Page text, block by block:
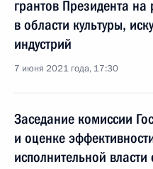
грантов Президента
в области культуры,
индустрий
7 июня 2021 года, 17:30
Заседание комиссии
и оценке
исполнительной власти